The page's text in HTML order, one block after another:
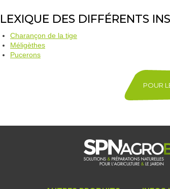
LEXIQUE DES DIFFÉRENTS
Charançon de la tige
Méligèthes
Pucerons
POUR